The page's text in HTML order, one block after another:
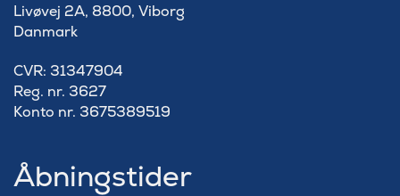
Livøvej 2A, 8800, Viborg
Danmark
​CVR: 31347904
Reg. nr. 3627
Konto nr. 3675389519
Åbningstider